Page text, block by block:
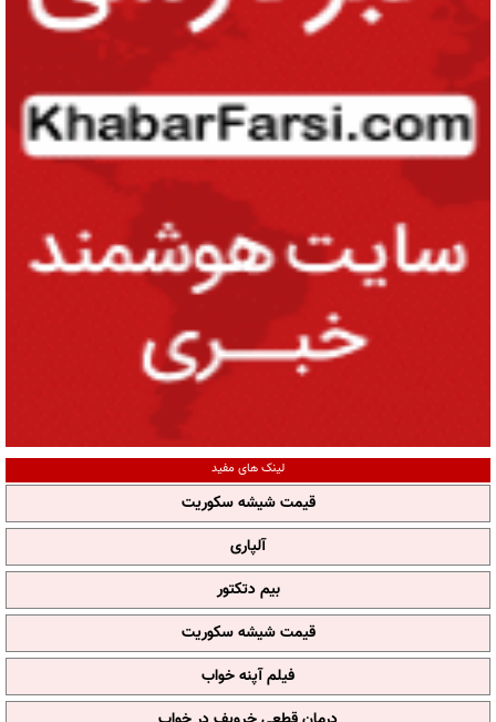
لینک های مفید
قیمت شیشه سکوریت
آلپاری
بیم دتکتور
قیمت شیشه سکوریت
فیلم آپنه خواب